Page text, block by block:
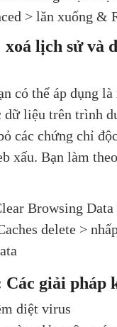
> lăn xuống &
xoá lịch sử và
có thể áp dụng
dữ liệu trên trình
các chứng chỉ
xấu. Bạn làm
Browsing Data
delete >
giải pháp
diệt virus